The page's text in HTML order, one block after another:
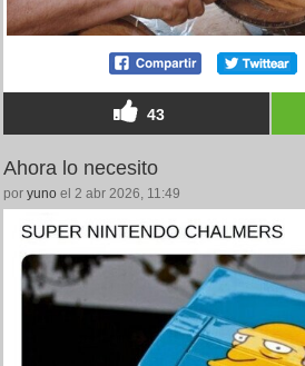
43
Ahora lo necesito
por yuno el 2 abr 2026, 11:49